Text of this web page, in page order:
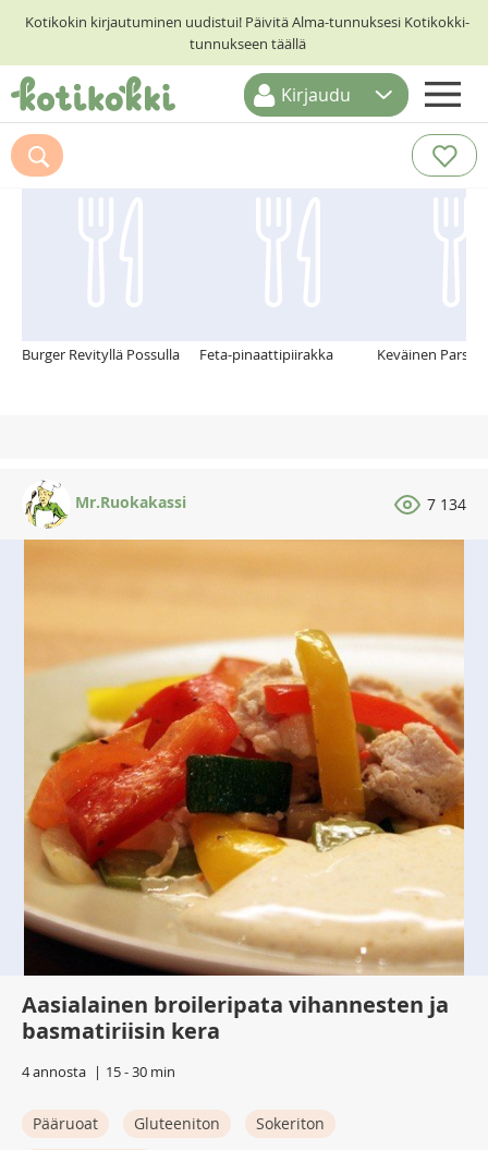
Kotikokin kirjautuminen uudistui! Päivitä Alma-tunnuksesi Kotikokki-
tunnukseen täällä
ETUSIVU
RESEPTIHAKU
Kirjaudu
Suosittelemme myös
Burger Revityllä Possulla Feta-pinaattipiirakka Keväinen
Mr.Ruokakassi 7 134
Aasialainen broileripata vihannesten ja
basmatiriisin kera
4 annosta 15 - 30 min
Pääruoat Gluteeniton
Sokeriton